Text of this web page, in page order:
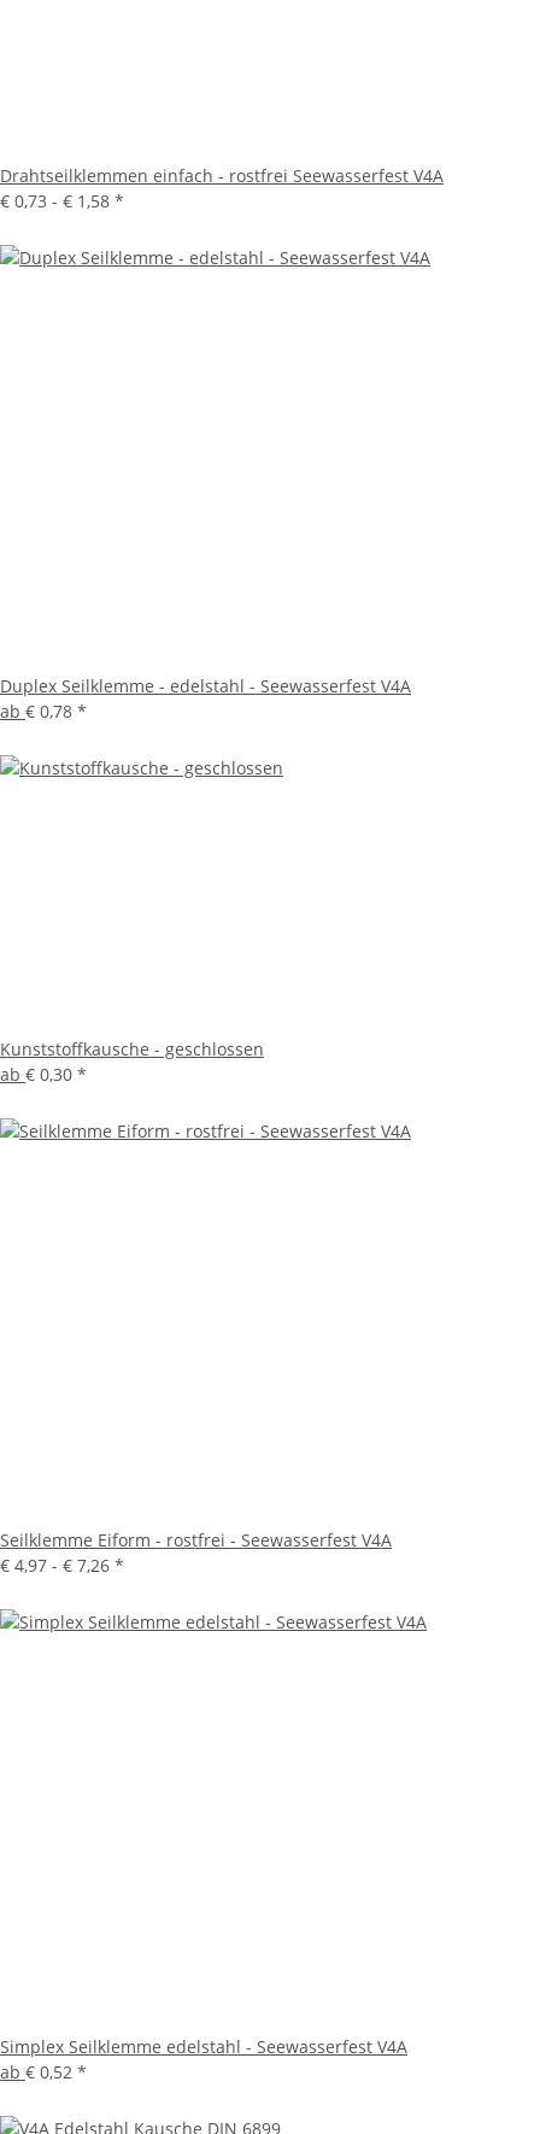
Drahtseilklemmen einfach - rostfrei Seewasserfest V4A
€ 0,73 - € 1,58 *
Duplex Seilklemme - edelstahl - Seewasserfest V4A
ab € 0,78 *
Kunststoffkausche - geschlossen
ab € 0,30 *
Seilklemme Eiform - rostfrei - Seewasserfest V4A
€ 4,97 - € 7,26 *
Simplex Seilklemme edelstahl - Seewasserfest V4A
ab € 0,52 *